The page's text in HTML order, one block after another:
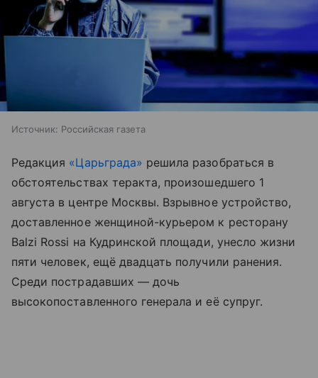
Источник: Российская газета
Редакция «Царьграда» решила разобраться в
обстоятельствах теракта, произошедшего 1
августа в центре Москвы. Взрывное устройство,
доставленное женщиной-курьером к ресторану
Balzi Rossi на Кудринской площади, унесло жизни
пяти человек, ещё двадцать получили ранения.
Среди пострадавших — дочь
высокопоставленного генерала и её супруг.